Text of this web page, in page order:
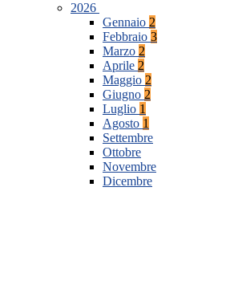
2026
Gennaio 2
Febbraio 3
Marzo 2
Aprile 2
Maggio 2
Giugno 2
Luglio 1
Agosto 1
Settembre
Ottobre
Novembre
Dicembre